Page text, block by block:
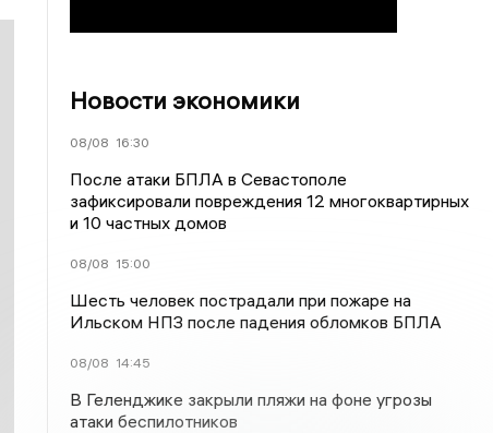
Новости экономики
08/08 16:30
После атаки БПЛА в Севастополе
зафиксировали повреждения 12 многоквартирных
и 10 частных домов
08/08 15:00
Шесть человек пострадали при пожаре на
Ильском НПЗ после падения обломков БПЛА
08/08 14:45
В Геленджике закрыли пляжи на фоне угрозы
атаки беспилотников